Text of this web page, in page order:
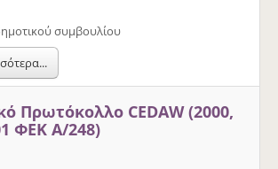
συμβουλίου
Πρωτόκολλο CEDAW (2000,
ΦΕΚ Α/248)